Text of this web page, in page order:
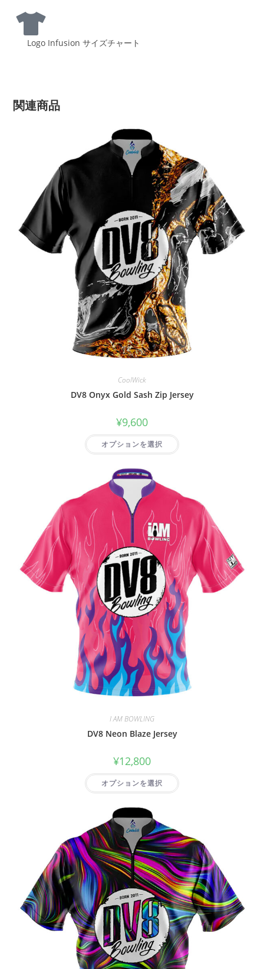
Logo Infusion サイズチャート
関連商品
CoolWick
DV8 Onyx Gold Sash Zip Jersey
¥9,600
オプションを選択
I AM BOWLING
DV8 Neon Blaze Jersey
¥12,800
オプションを選択